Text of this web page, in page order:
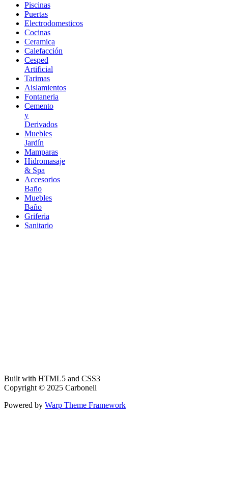
Piscinas
Puertas
Electrodomesticos
Cocinas
Ceramica
Calefacción
Cesped
Artificial
Tarimas
Aislamientos
Fontaneria
Cemento
y
Derivados
Muebles
Jardín
Mamparas
Hidromasaje
& Spa
Accesorios
Baño
Muebles
Baño
Griferia
Sanitario
Built with HTML5 and CSS3
Copyright © 2025 Carbonell
Powered by Warp Theme Framework